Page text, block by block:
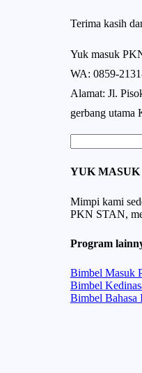
Terima kasih
Yuk masuk
WA: 0859-
Alamat: Jl.
gerbang
untuk:
YUK MASUK
Mimpi kami
PKN STAN,
Program
Bimbel Masuk
Bimbel
Bimbel Bahasa